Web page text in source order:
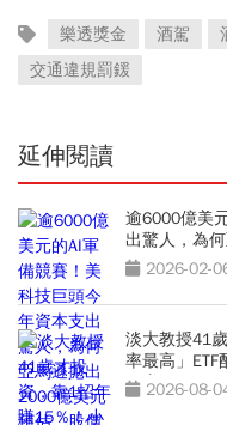
樂透獎金 酒駕
交通違規罰鍰
延伸閱讀
逾6000億美
出驚人，為
11%？2026-02-
淡大教授41
率最高」
好賺」
2026-08-